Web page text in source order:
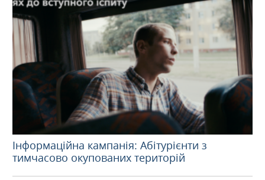
Інформаційна кампанія: Абітурієнти з
тимчасово окупованих територій